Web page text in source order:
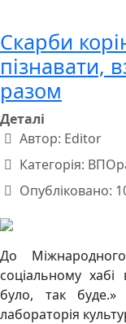
Скарби
пізнавати,
разом
Деталі
Автор: Editor
Категорія:
Опубліковано:
До
соціальному хабі
було, так буде.»
лабораторія